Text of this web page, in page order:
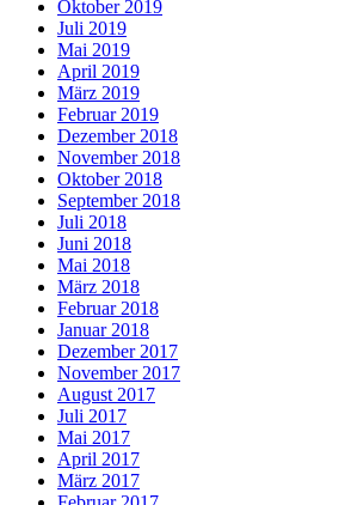
Oktober 2019
Juli 2019
Mai 2019
April 2019
März 2019
Februar 2019
Dezember 2018
November 2018
Oktober 2018
September 2018
Juli 2018
Juni 2018
Mai 2018
März 2018
Februar 2018
Januar 2018
Dezember 2017
November 2017
August 2017
Juli 2017
Mai 2017
April 2017
März 2017